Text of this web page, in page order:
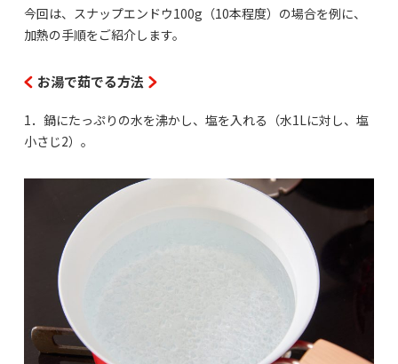
今回は、スナップエンドウ100g（10本程度）の場合を例に、
加熱の手順をご紹介します。
お湯で茹でる方法
1．鍋にたっぷりの水を沸かし、塩を入れる（水1Lに対し、塩
小さじ2）。